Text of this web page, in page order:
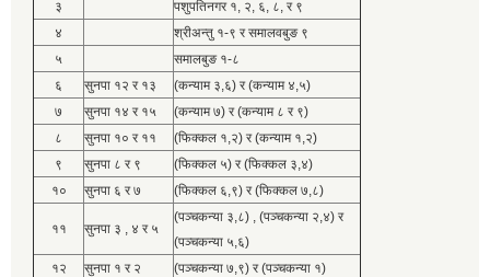
३
पशुपतिनगर १, २, ६, ८, र ९
४
श्रीअन्तु १-९ र समालवबुङ ९
५
समालबुङ १-८
६
सुनपा १२ र १३
(कन्याम ३,६) र (कन्याम ४,५)
७
सुनपा १४ र १५
(कन्याम ७) र (कन्याम ८ र ९)
८
सुनपा १० र ११
(फिक्कल १,२) र (कन्याम १,२)
९
सुनपा ८ र ९
(फिक्कल ५) र (फिक्कल ३,४)
१०
सुनपा ६ र ७ (फिक्कल ६,९) र (फिक्कल ७,८)
११ सुनपा ३ , ४ र ५
(पञ्चकन्या ३,८) , (पञ्चकन्या २,४) र
(पञ्चकन्या ५,६)
१२
सुनपा १ र २
(पञ्चकन्या ७,९) र (पञ्चकन्या १)